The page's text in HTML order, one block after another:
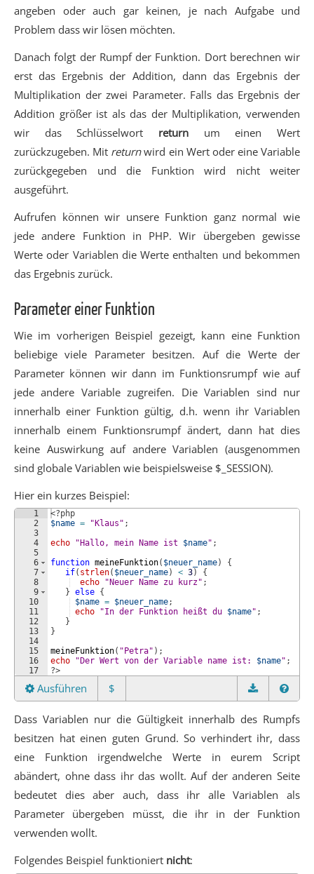
angeben oder auch gar keinen, je nach Aufgabe und
Problem dass wir lösen möchten.
Danach folgt der Rumpf der Funktion. Dort berechnen wir
erst das Ergebnis der Addition, dann das Ergebnis der
Multiplikation der zwei Parameter. Falls das Ergebnis der
Addition größer ist als das der Multiplikation, verwenden
wir das Schlüsselwort return um einen Wert
zurückzugeben. Mit returnwird ein Wert oder eine Variable
zurückgegeben und die Funktion wird nicht weiter
ausgeführt.
Aufrufen können wir unsere Funktion ganz normal wie
jede andere Funktion in PHP. Wir übergeben gewisse
Werte oder Variablen die Werte enthalten und bekommen
das Ergebnis zurück.
Parameter einer Funktion
Wie im vorherigen Beispiel gezeigt, kann eine Funktion
beliebige viele Parameter besitzen. Auf die Werte der
Parameter können wir dann im Funktionsrumpf wie auf
jede andere Variable zugreifen. Die Variablen sind nur
innerhalb einer Funktion gültig, d.h. wenn ihr Variablen
innerhalb einem Funktionsrumpf ändert, dann hat dies
keine Auswirkung auf andere Variablen (ausgenommen
sind globale Variablen wie beispielsweise $_SESSION).
Hier ein kurzes Beispiel:
1
2
3
4
5
6
7
8
9
10
11
12
13
14
15
16
17
<?php
$name = "Klaus" ;
echo
"Hallo, mein Name ist $name" ;
function meineFunktion( $neuer_name)
{
if( strlen( $neuer_name) < 3)
{
echo
"Neuer Name zu kurz" ;
} else {
$name = $neuer_name;
echo
"In der Funktion heißt du $name" ;
}
}
meineFunktion( "Petra" ) ;
echo
"Der Wert von der Variable name ist: $name" ;
?>
Ausführen $
Dass Variablen nur die Gültigkeit innerhalb des Rumpfs
besitzen hat einen guten Grund. So verhindert ihr, dass
eine Funktion irgendwelche Werte in eurem Script
abändert, ohne dass ihr das wollt. Auf der anderen Seite
bedeutet dies aber auch, dass ihr alle Variablen als
Parameter übergeben müsst, die ihr in der Funktion
verwenden wollt.
Folgendes Beispiel funktioniert nicht: